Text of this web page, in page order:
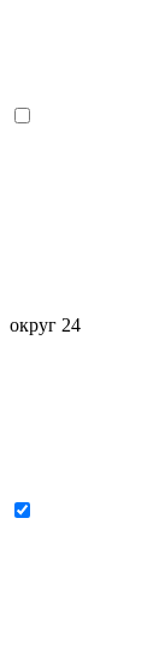
округ 24